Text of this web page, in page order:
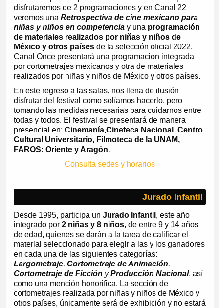
disfrutaremos de 2 programaciones y en Canal 22
veremos una Retrospectiva de cine mexicano para
niñas y niños en competenciay una programación
de materiales realizados por niñas y niños de
México y otros paísesde la selección oficial 2022.
Canal Once presentará una programación integrada
por cortometrajes mexicanos y otra de materiales
realizados por niñas y niños de México y otros países.
En este regreso a las salas, nos llena de ilusión
disfrutar del festival como solíamos hacerlo, pero
tomando las medidas necesarias para cuidarnos entre
todas y todos. El festival se presentará de manera
presencial en: Cinemanía,Cineteca Nacional, Centro
Cultural Universitario, Filmoteca de la UNAM,
FAROS: Oriente y Aragón.
Consulta sedes y horarios
Jurado Infantil
Desde 1995, participa un Jurado Infantil , este año
integrado por 2 niñas y 8 niños, de entre 9 y 14 años
de edad, quienes se darán a la tarea de calificar el
material seleccionado para elegir a las y los ganadores
en cada una de las siguientes categorías:
Largometraje, Cortometraje de Animación,
Cortometraje de Ficción yProducción Nacional, así
como una mención honorifica. La sección de
cortometrajes realizada por niñas y niños de México y
otros países, únicamente será de exhibición y no estará